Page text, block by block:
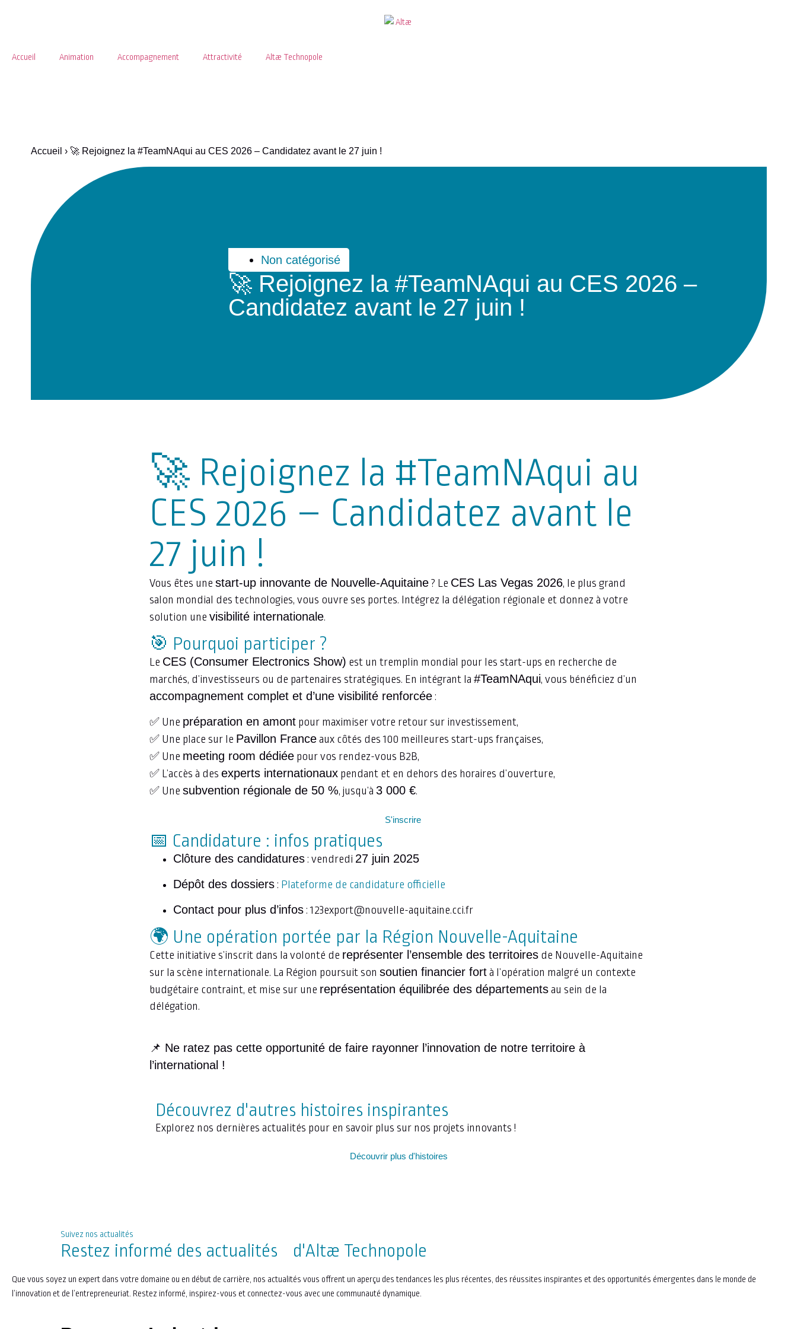
Accueil Animation Accompagnement Attractivité Altæ Technopole
Accueil › 🚀 Rejoignez la #TeamNAqui au CES 2026 – Candidatez avant le 27 juin !
Non catégorisé
🚀 Rejoignez la #TeamNAqui au CES 2026 –
Candidatez avant le 27 juin !
🚀 Rejoignez la #TeamNAqui au
CES 2026 – Candidatez avant le
27 juin !
Vous êtes une start-up innovante de Nouvelle-Aquitaine ? Le CES Las Vegas 2026, le plus grand
salon mondial des technologies, vous ouvre ses portes. Intégrez la délégation régionale et donnez à votre
solution une visibilité internationale.
🎯 Pourquoi participer ?
Le CES (Consumer Electronics Show) est un tremplin mondial pour les start-ups en recherche de
marchés, d’investisseurs ou de partenaires stratégiques. En intégrant la #TeamNAqui, vous bénéficiez d’un
accompagnement complet et d’une visibilité renforcée :
✅ Une préparation en amont pour maximiser votre retour sur investissement,
✅ Une place sur le Pavillon France aux côtés des 100 meilleures start-ups françaises,
✅ Une meeting room dédiée pour vos rendez-vous B2B,
✅ L’accès à des experts internationaux pendant et en dehors des horaires d’ouverture,
✅ Une subvention régionale de 50 %, jusqu’à 3 000 €.
S'inscrire
📅 Candidature : infos pratiques
Clôture des candidatures : vendredi 27 juin 2025
Dépôt des dossiers : Plateforme de candidature officielle
Contact pour plus d’infos :123export@nouvelle-aquitaine.cci.fr
🌍 Une opération portée par la Région Nouvelle-Aquitaine
Cette initiative s’inscrit dans la volonté de représenter l’ensemble des territoires de Nouvelle-Aquitaine
sur la scène internationale. La Région poursuit son soutien financier fort à l’opération malgré un contexte
budgétaire contraint, et mise sur une représentation équilibrée des départements au sein de la
délégation.
📌 Ne ratez pas cette opportunité de faire rayonner l’innovation de notre territoire à
l’international !
Découvrez d'autres histoires inspirantes
Explorez nos dernières actualités pour en savoir plus sur nos projets innovants !
Découvrir plus d'histoires
Suivez nos actualités
Restez informé des actualités d'Altæ Technopole
Que vous soyez un expert dans votre domaine ou en début de carrière, nos actualités vous offrent un aperçu des tendances les plus récentes, des réussites inspirantes et des opportunités émergentes dans le monde de
l’innovation et de l’entrepreneuriat. Restez informé, inspirez-vous et connectez-vous avec une communauté dynamique.